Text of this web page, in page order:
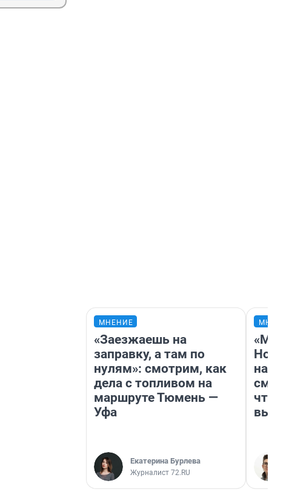
МНЕНИЕ
«Заезжаешь на
заправку, а там по
нулям»: смотрим, как
дела с топливом на
маршруте Тюмень —
Уфа
Екатерина Бурлева
Журналист 72.RU
«Мы